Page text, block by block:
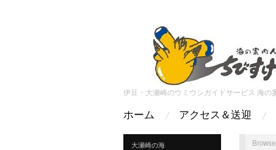
伊豆・大瀬崎のウミウシガイドサービス 海の
ホーム アクセス＆送迎
大瀬崎の海 Browse: